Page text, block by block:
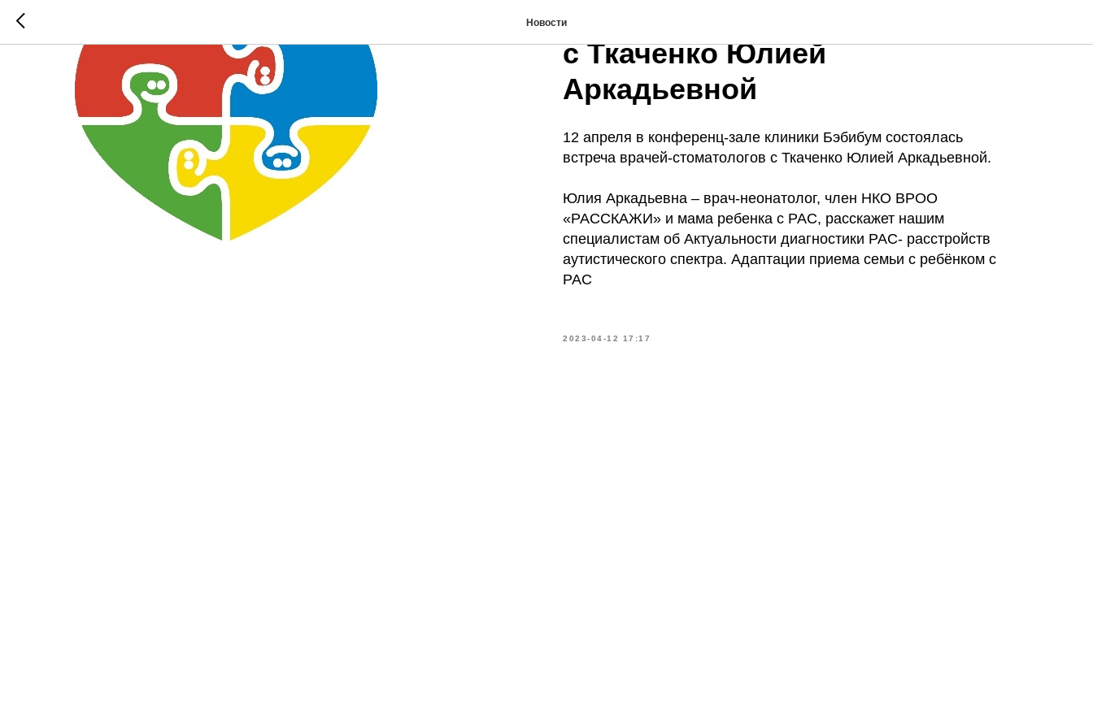
НовостиВстреча врачей-стоматологов
с Ткаченко Юлией
Аркадьевной
12 апреля в конференц-зале клиники Бэбибум состоялась
встреча врачей-стоматологов с Ткаченко Юлией Аркадьевной.
Юлия Аркадьевна – врач-неонатолог, член НКО ВРОО
«РАССКАЖИ» и мама ребенка с РАС, расскажет нашим
специалистам об Актуальности диагностики РАС- расстройств
аутистического спектра. Адаптации приема семьи с ребёнком с
РАС
2023-04-12 17:17